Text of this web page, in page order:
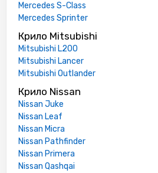
Mercedes S-Class
Mercedes Sprinter
Крило Mitsubishi
Mitsubishi L200
Mitsubishi Lancer
Mitsubishi Outlander
Крило Nissan
Nissan Juke
Nissan Leaf
Nissan Micra
Nissan Pathfinder
Nissan Primera
Nissan Qashqai